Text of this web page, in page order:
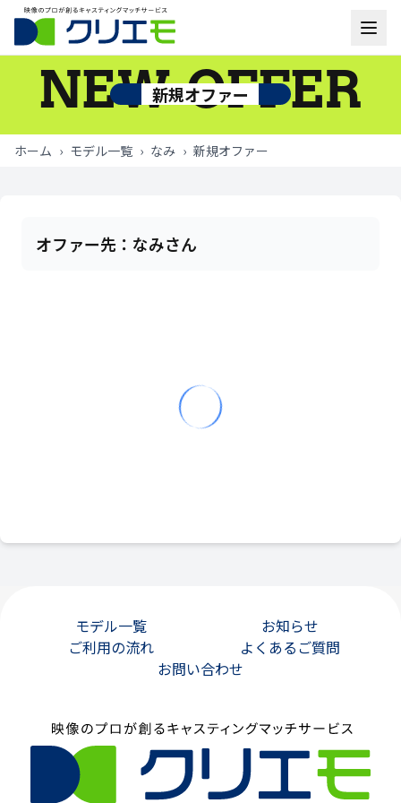
モデル一覧
新規オファー
NEW OFFER
ホーム › モデル一覧 › なみ › 新規オファー
オファー先： なみさん
モデル一覧
お知らせ
ご利用の流れ
よくあるご質問
お問い合わせ